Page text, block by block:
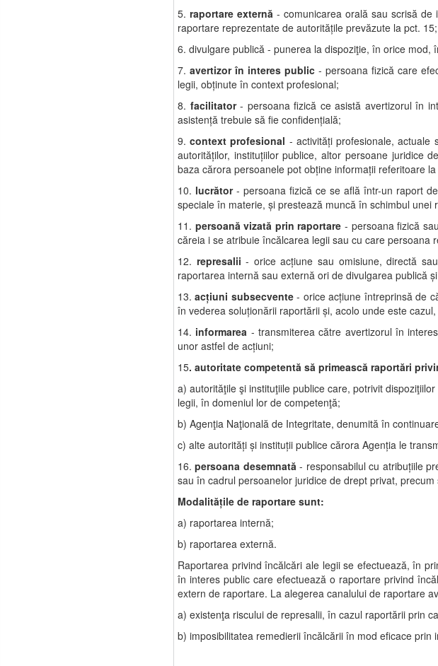
5. raportare externă - comunicarea orală sau scrisă
raportare reprezentate de autorităţile prevăzute la pct. 15;
6. divulgare publică - punerea la dispoziţie, în orice
7. avertizor în interes public- persoana fizică care
legii, obţinute în context profesional;
8. facilitator- persoana fizică ce asistă avertizorul în
asistenţă trebuie să fie confidenţială;
9.context profesional - activităţi profesionale,
autorităţilor, instituţiilor publice, altor persoane juridice
baza cărora persoanele pot obţine informaţii referitoare
10. lucrător- persoana fizică ce se află într-un raport
speciale în materie, şi prestează muncă în schimbul unei
11. persoană vizată prin raportare - persoana fizică
căreia i se atribuie încălcarea legii sau cu care persoana
12. represalii- orice acţiune sau omisiune, directă
raportarea internă sau externă ori de divulgarea publică
13.acţiuni subsecvente- orice acţiune întreprinsă de
în vederea soluţionării raportării şi, acolo unde este
14. informarea - transmiterea către avertizorul în
unor astfel de acţiuni;
15. autoritate competentă să primească raportări
a) autorităţile şi instituţiile publice care, potrivit
legii, în domeniul lor de competenţă;
b) Agenţia Naţională de Integritate, denumită în
c) alte autorităţi şi instituţii publice cărora Agenţia le
16.persoana desemnată- responsabilul cu atribuţiile
sau în cadrul persoanelor juridice de drept privat,
Modalităţile de raportare sunt:
a) raportarea internă;
b) raportarea externă.
Raportarea privind încălcări ale legii se efectuează, în
în interes public care efectuează o raportare privind
extern de raportare. La alegerea canalului de raportare
a) existenţa riscului de represalii, în cazul raportării prin
b) imposibilitatea remedierii încălcării în mod eficace